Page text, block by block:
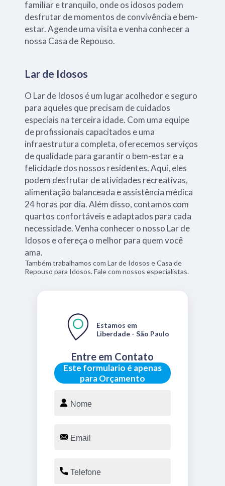
familiar e tranquilo, onde os idosos podem
desfrutar de momentos de convivência e bem-
estar. Agende uma visita e venha conhecer a
nossa Casa de Repouso.
Lar de Idosos
O Lar de Idosos é um lugar acolhedor e seguro
para aqueles que precisam de cuidados
especiais na terceira idade. Com uma equipe
de profissionais capacitados e uma
infraestrutura completa, oferecemos serviços
de qualidade para garantir o bem-estar e a
felicidade dos nossos residentes. Aqui, eles
podem desfrutar de atividades recreativas,
alimentação balanceada e assistência médica
24 horas por dia. Além disso, contamos com
quartos confortáveis e adaptados para cada
necessidade. Venha conhecer o nosso Lar de
Idosos e ofereça o melhor para quem você
ama.
Também trabalhamos com Lar de Idosos e Casa de
Repouso para Idosos. Fale com nossos especialistas.
Este formulario é apenas
para Orçamento
Entre em Contato
Estamos em
Liberdade - São Paulo